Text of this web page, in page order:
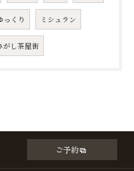
っくり ミシュラン
がし茶屋街
ご予約